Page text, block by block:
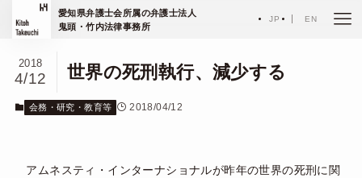
愛知県弁護士会所属の弁護士法人
鬼頭・竹内法律事務所
JP EN
ホーム エッセイ 会務・研究・教育等
世界の死刑執行、減少する
2018
4/12
会務・研究・教育等 2018/04/12
アムネスティ・インターナショナルが昨年の世界の死刑に関